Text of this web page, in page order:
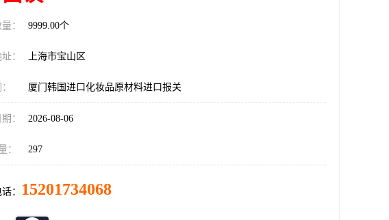
： 9999.00个
： 上海市宝山区
厦门韩国进口化妆品原材料进口报关
： 2026-08-06
： 297
： 15201734068